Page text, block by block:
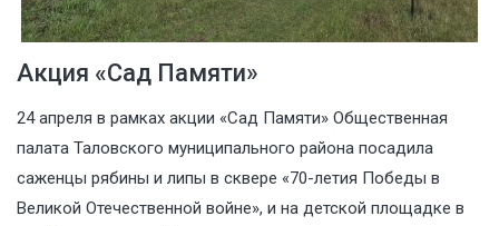
Акция «Сад Памяти»
24 апреля в рамках акции «Сад Памяти» Общественная
палата Таловского муниципального района посадила
саженцы рябины и липы в сквере «70-летия Победы в
Великой Отечественной войне», и на детской площадке в